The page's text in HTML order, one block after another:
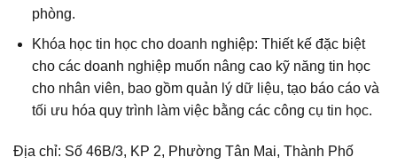
phòng.
Khóa học tin học cho doanh nghiệp: Thiết kế đặc biệt
cho các doanh nghiệp muốn nâng cao kỹ năng tin học
cho nhân viên, bao gồm quản lý dữ liệu, tạo báo cáo và
tối ưu hóa quy trình làm việc bằng các công cụ tin học.
Địa chỉ: Số 46B/3, KP 2, Phường Tân Mai, Thành Phố